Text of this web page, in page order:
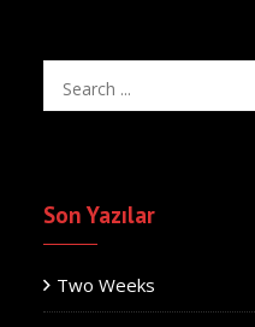
Son Yazılar
Two Weeks